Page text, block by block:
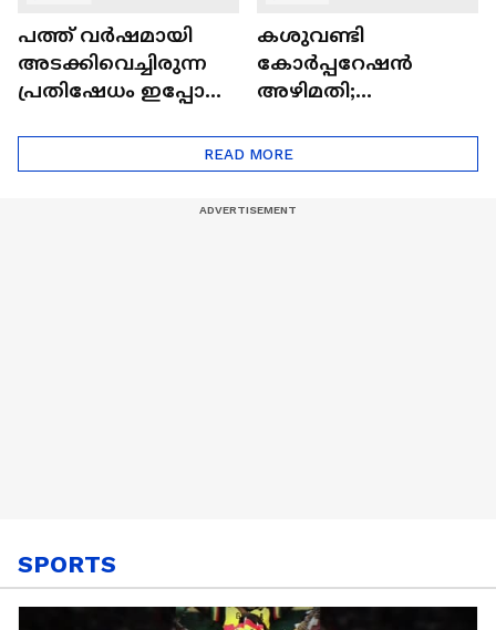
പത്ത് വര്‍ഷമായി
അടക്കിവെച്ചിരുന്ന
പ്രതിഷേധം ഇപ്പോള്‍
ഒഴുകുന്നോ ?
കശുവണ്ടി
കോര്‍പ്പറേഷന്‍
അഴിമതി;
അപേക്ഷിച്ച് കെ
ബിജു IAS| K Biju
READ MORE
SPORTS